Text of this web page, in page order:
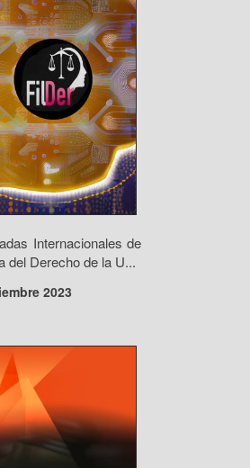
Internacionales de
del Derecho de la U...
2023